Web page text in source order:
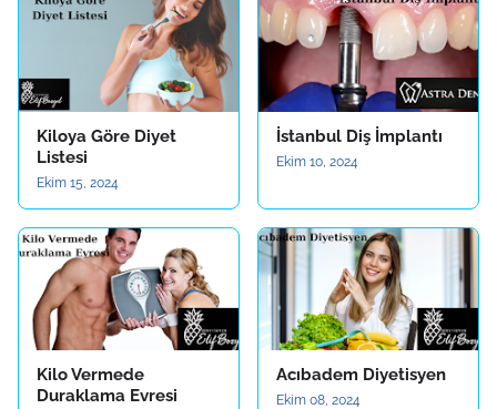
Kiloya Göre Diyet
Listesi
Ekim 15, 2024
İstanbul Diş İmplantı
Ekim 10, 2024
Kilo Vermede
Duraklama Evresi
Acıbadem Diyetisyen
Ekim 08, 2024